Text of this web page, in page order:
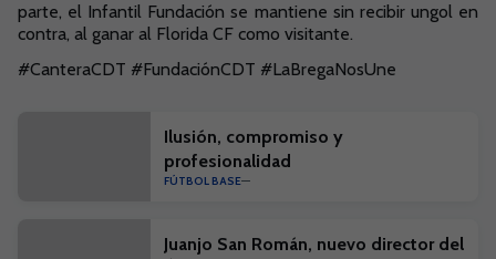
parte, el Infantil Fundación se mantiene sin recibir ungol en
contra, al ganar al Florida CF como visitante.
#CanteraCDT #FundaciónCDT #LaBregaNosUne
Ilusión, compromiso y
profesionalidad
FÚTBOL BASE
Juanjo San Román, nuevo director del